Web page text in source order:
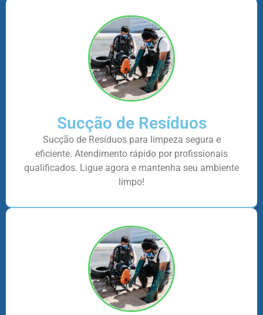
Sucção de Resíduos
Sucção de Resíduos para limpeza segura e
eficiente. Atendimento rápido por profissionais
qualificados. Ligue agora e mantenha seu ambiente
limpo!